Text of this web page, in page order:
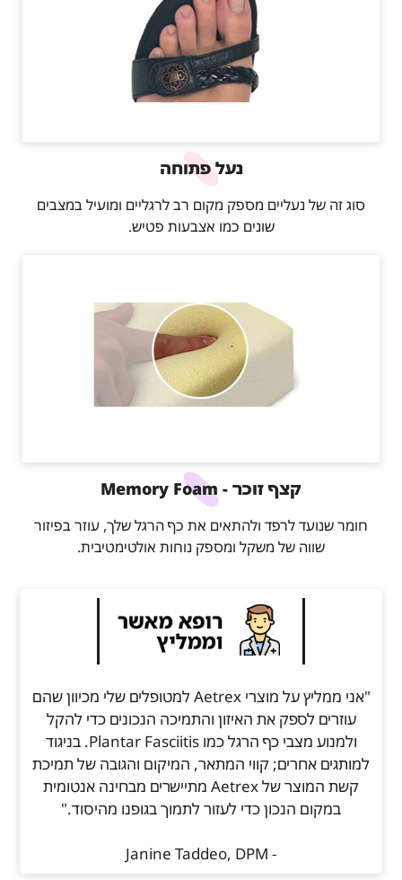
נעל פתוחה
סוג זה של נעליים מספק מקום רב לרגליים ומועיל במצבים
שונים כמו אצבעות פטיש.
קצף זוכר - Memory Foam
חומר שנועד לרפד ולהתאים את כף הרגל שלך, עוזר בפיזור
שווה של משקל ומספק נוחות אולטימטיבית.
"אני ממליץ על מוצרי Aetrex למטופלים שלי מכיוון שהם
עוזרים לספק את האיזון והתמיכה הנכונים כדי להקל
ולמנוע מצבי כף הרגל כמו Plantar Fasciitis. בניגוד
למותגים אחרים; קווי המתאר, המיקום והגובה של תמיכת
קשת המוצר של Aetrex מתיישרים מבחינה אנטומית
במקום הנכון כדי לעזור לתמוך בגופנו מהיסוד."
- Janine Taddeo, DPM